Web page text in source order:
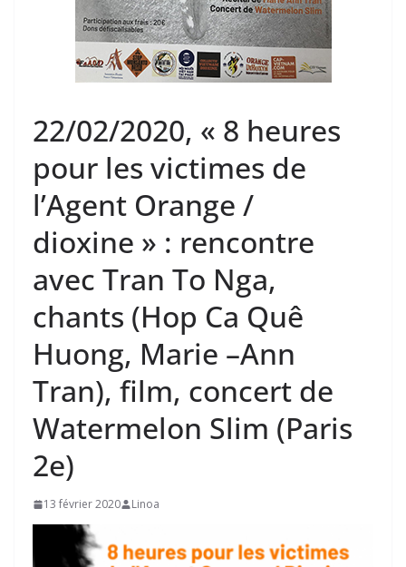
22/02/2020, « 8 heures
pour les victimes de
l’Agent Orange /
dioxine » : rencontre
avec Tran To Nga,
chants (Hop Ca Quê
Huong, Marie –Ann
Tran), film, concert de
Watermelon Slim (Paris
2e)
13 février 2020 Linoa